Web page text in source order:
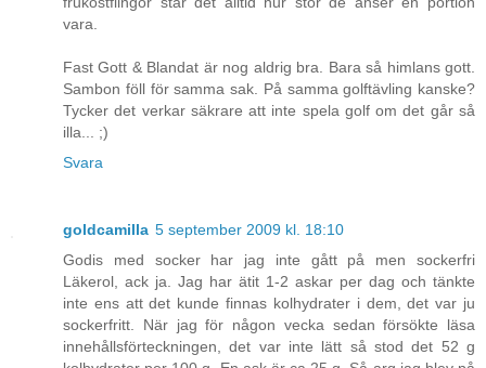
vara.
Fast Gott & Blandat är nog aldrig bra. Bara så himlans gott.
Sambon föll för samma sak. På samma golftävling kanske?
Tycker det verkar säkrare att inte spela golf om det går så
illa... ;)
Svara
goldcamilla 5 september 2009 kl. 18:10
Godis med socker har jag inte gått på men sockerfri
Läkerol, ack ja. Jag har ätit 1-2 askar per dag och tänkte
inte ens att det kunde finnas kolhydrater i dem, det var ju
sockerfritt. När jag för någon vecka sedan försökte läsa
innehållsförteckningen, det var inte lätt så stod det 52 g